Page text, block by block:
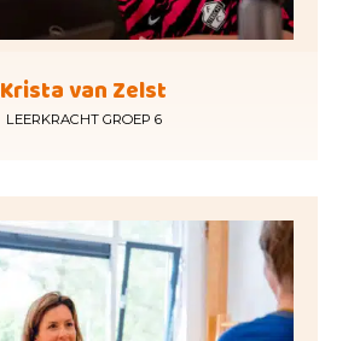
Krista van Zelst
LEERKRACHT GROEP 6